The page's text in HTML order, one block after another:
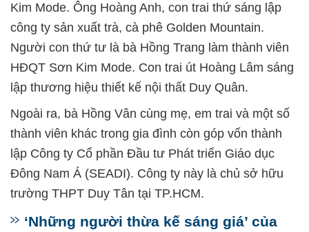
Kim Mode. Ông Hoàng Anh, con trai thứ sáng lập
công ty sản xuất trà, cà phê Golden Mountain.
Người con thứ tư là bà Hồng Trang làm thành viên
HĐQT Sơn Kim Mode. Con trai út Hoàng Lâm sáng
lập thương hiệu thiết kế nội thất Duy Quân.
Ngoài ra, bà Hồng Vân cùng mẹ, em trai và một số
thành viên khác trong gia đình còn góp vốn thành
lập Công ty Cổ phần Đầu tư Phát triển Giáo dục
Đông Nam Á (SEADI). Công ty này là chủ sở hữu
trường THPT Duy Tân tại TP.HCM.
‘Những người thừa kế sáng giá’ của